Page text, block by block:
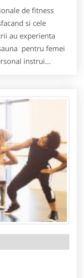
de fitness
si cele
au experienta
pentru femei
instrui...